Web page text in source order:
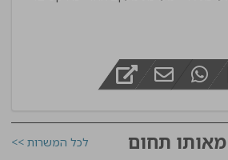
תחום לכל המשרות >>